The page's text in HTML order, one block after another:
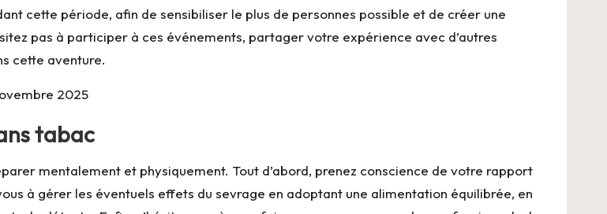
cette période, afin de sensibiliser le plus de personnes possible et de créer une
pas à participer à ces événements, partager votre expérience avec d’autres
cette aventure.
2025
tabac
mentalement et physiquement. Tout d’abord, prenez conscience de votre rapport
à gérer les éventuels effets du sevrage en adoptant une alimentation équilibrée, en